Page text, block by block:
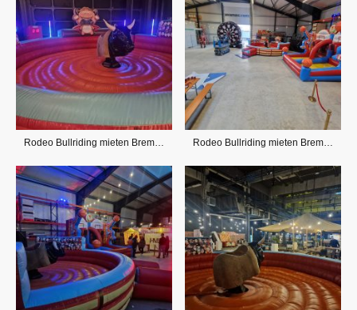
Rodeo Bullriding mieten Bremen, OHZ und Umland Rodeo Bullriding mieten Bremen, OHZ und Umland